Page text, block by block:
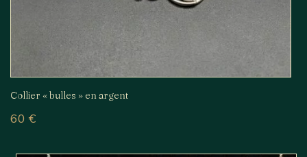
Collier « bulles » en argent
60 €